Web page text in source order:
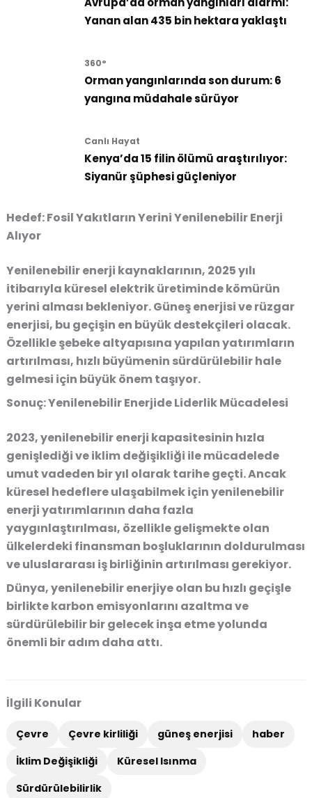
Yanan alan 435 bin hektara yaklaştı
360°
Orman yangınlarında son durum: 6
yangına müdahale sürüyor
Canlı Hayat
Kenya’da 15 filin ölümü araştırılıyor:
Siyanür şüphesi güçleniyor
Hedef: Fosil Yakıtların Yerini Yenilenebilir Enerji
Alıyor
Yenilenebilir enerji kaynaklarının, 2025 yılı
itibarıyla küresel elektrik üretiminde kömürün
yerini alması bekleniyor. Güneş enerjisi ve rüzgar
enerjisi, bu geçişin en büyük destekçileri olacak.
Özellikle şebeke altyapısına yapılan yatırımların
artırılması, hızlı büyümenin sürdürülebilir hale
gelmesi için büyük önem taşıyor.
Sonuç: Yenilenebilir Enerjide Liderlik Mücadelesi
2023, yenilenebilir enerji kapasitesinin hızla
genişlediği ve iklim değişikliği ile mücadelede
umut vadeden bir yıl olarak tarihe geçti. Ancak
küresel hedeflere ulaşabilmek için yenilenebilir
enerji yatırımlarının daha fazla
yaygınlaştırılması, özellikle gelişmekte olan
ülkelerdeki finansman boşluklarının doldurulması
ve uluslararası iş birliğinin artırılması gerekiyor.
Dünya, yenilenebilir enerjiye olan bu hızlı geçişle
birlikte karbon emisyonlarını azaltma ve
sürdürülebilir bir gelecek inşa etme yolunda
önemli bir adım daha attı.
İlgili Konular
Çevre Çevre kirliliği güneş enerjisi
haber
İklim Değişikliği
Küresel Isınma
Sürdürülebilirlik